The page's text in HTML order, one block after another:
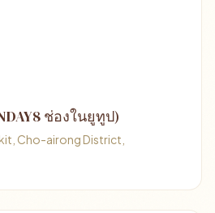
ช่องในยูทูป)
Cho-airong District,